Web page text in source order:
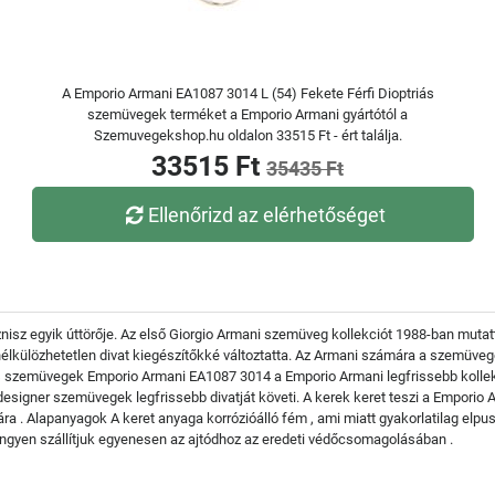
A Emporio Armani EA1087 3014 L (54) Fekete Férfi Dioptriás
szemüvegek terméket a Emporio Armani gyártótól a
Szemuvegekshop.hu oldalon 33515 Ft - ért találja.
33515 Ft 35435 Ft
Ellenőrizd az elérhetőséget
egyik úttörője. Az első Giorgio Armani szemüveg kollekciót 1988-ban
divat kiegészítőkké változtatta. Az Armani számára a
Emporio Armani EA1087 3014 a Emporio Armani legfrissebb
szemüvegek legfrissebb divatját követi. A kerek keret teszi a Emporio
. Alapanyagok A keret anyaga korrózióálló fém , ami miatt gyakorlatilag
szállítjuk egyenesen az ajtódhoz az eredeti védőcsomagolásában .